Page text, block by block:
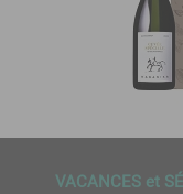
VACANCES et